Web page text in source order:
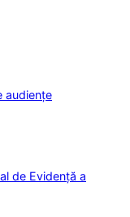
audiențe
de Evidență a